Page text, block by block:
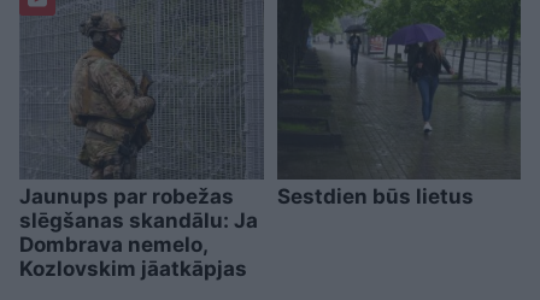
Jaunups par robežas
slēgšanas skandālu: Ja
Dombrava nemelo,
Kozlovskim jāatkāpjas
Sestdien būs lietus